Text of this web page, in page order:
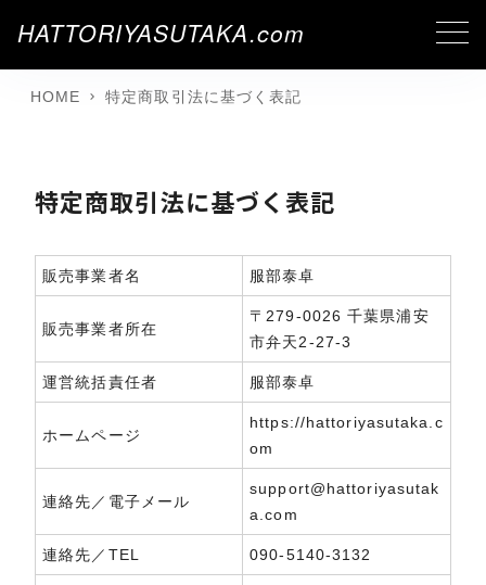
HATTORIYASUTAKA.com
HOME 特定商取引法に基づく表記
特定商取引法に基づく表記
販売事業者名 服部泰卓
販売事業者所在
〒279-0026 千葉県浦安
市弁天2-27-3
運営統括責任者 服部泰卓
ホームページ
https://hattoriyasutaka.c
om
連絡先／電子メール
support@hattoriyasutak
a.com
連絡先／TEL 090-5140-3132